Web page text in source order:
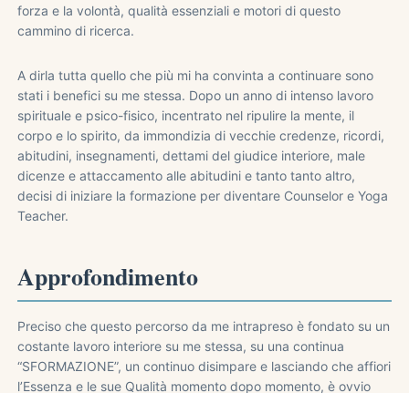
forza e la volontà, qualità essenziali e motori di questo
cammino di ricerca.
A dirla tutta quello che più mi ha convinta a continuare sono
stati i benefici su me stessa. Dopo un anno di intenso lavoro
spirituale e psico-fisico, incentrato nel ripulire la mente, il
corpo e lo spirito, da immondizia di vecchie credenze, ricordi,
abitudini, insegnamenti, dettami del giudice interiore, male
dicenze e attaccamento alle abitudini e tanto tanto altro,
decisi di iniziare la formazione per diventare Counselor e Yoga
Teacher.
Approfondimento
Preciso che questo percorso da me intrapreso è fondato su un
costante lavoro interiore su me stessa, su una continua
“SFORMAZIONE”, un continuo disimpare e lasciando che affiori
l’Essenza e le sue Qualità momento dopo momento, è ovvio